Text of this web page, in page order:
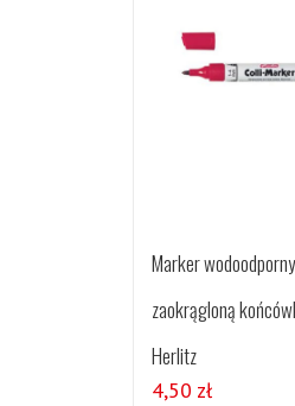
Marker
zaokrągloną
Herlitz
4,50 zł